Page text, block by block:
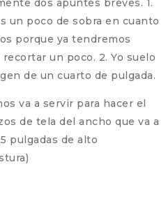
dos apuntes breves. 1.
un poco de sobra en cuanto
porque ya tendremos
un poco. 2. Yo suelo
de un cuarto de pulgada.
va a servir para hacer el
de tela del ancho que va a
pulgadas de alto